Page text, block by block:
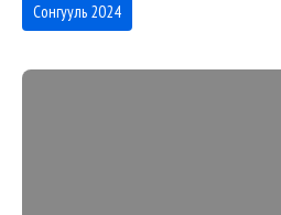
Сонгууль 2024